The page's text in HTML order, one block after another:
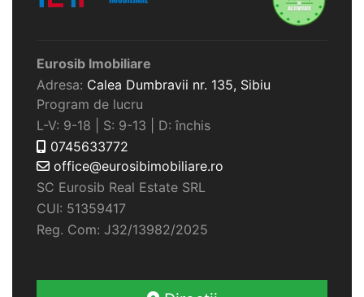
Eurosib Imobiliare
Adresa: Calea Dumbravii nr. 135, Sibiu
Program de lucru
L-V: 9-18 | S: 9-13 | D: închis
0745633772
office@eurosibimobiliare.ro
SC Eurosib Real Estate SRL
CUI: 51359417
Reg. Com: J32/13982/2025